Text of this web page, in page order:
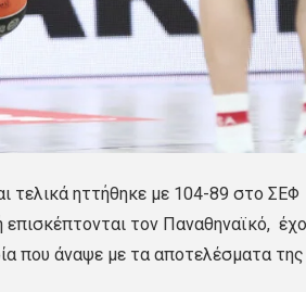
τελικά ηττήθηκε με 104-89 στο ΣΕΦ
επισκέπτονται τον Παναθηναϊκό,
που άναψε με τα αποτελέσματα της